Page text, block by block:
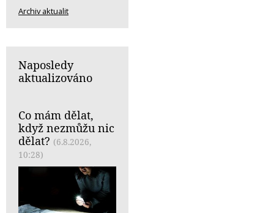
Archiv aktualit
Naposledy
aktualizováno
Co mám dělat,
když nezmůžu nic
dělat? (6.8.2026,
10:28)